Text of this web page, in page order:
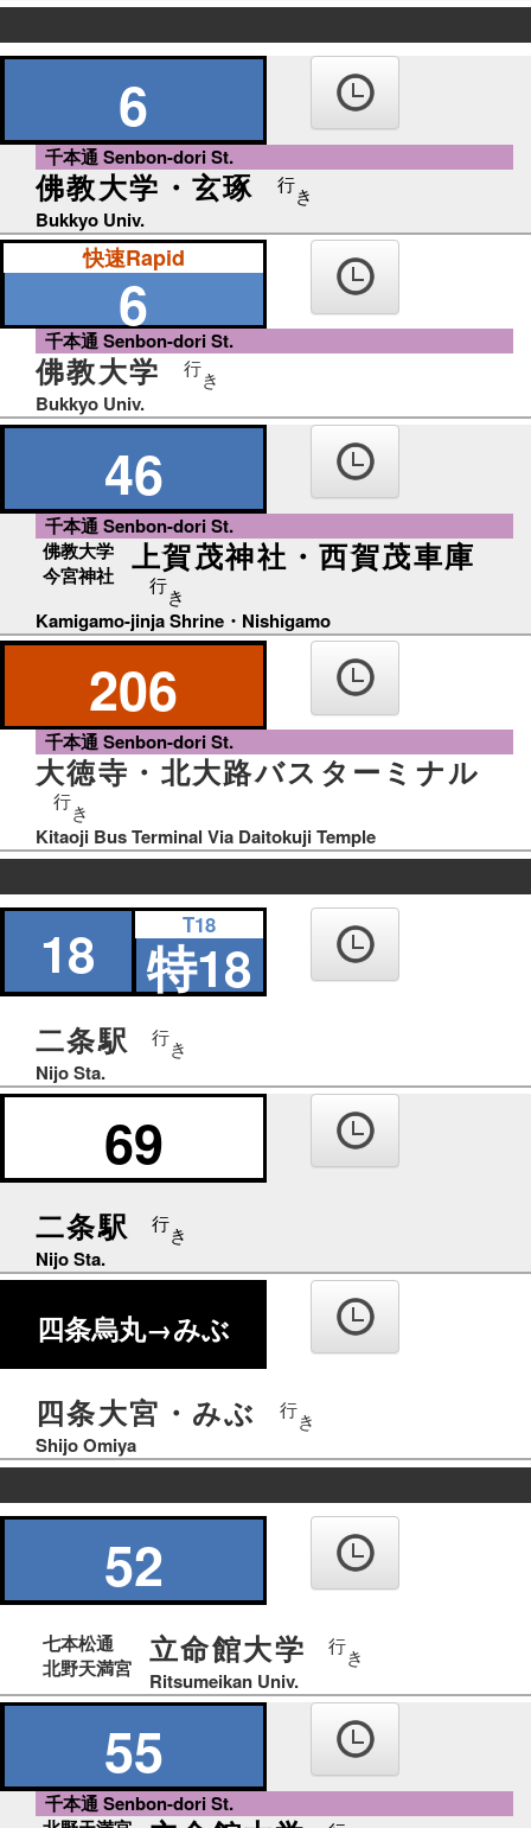
の
6
千本通 Senbon-dori St.
佛教大学・玄琢 行き
Bukkyo Univ.
快速Rapid
6
千本通 Senbon-dori St.
佛教大学 行き
Bukkyo Univ.
46
千本通 Senbon-dori St.
佛教大学
今宮神社
上賀茂神社・西賀茂車庫
行き
Kamigamo-jinja Shrine・Nishigamo
206
千本通 Senbon-dori St.
大徳寺・北大路バスターミナル
行き
Kitaoji Bus Terminal Via Daitokuji Temple
の
18 T18
特18
二条駅 行き
Nijo Sta.
69
二条駅 行き
Nijo Sta.
四条烏丸→みぶ
四条大宮・みぶ 行き
Shijo Omiya
の
52
七本松通
北野天満宮
立命館大学 行き
Ritsumeikan Univ.
55
千本通 Senbon-dori St.